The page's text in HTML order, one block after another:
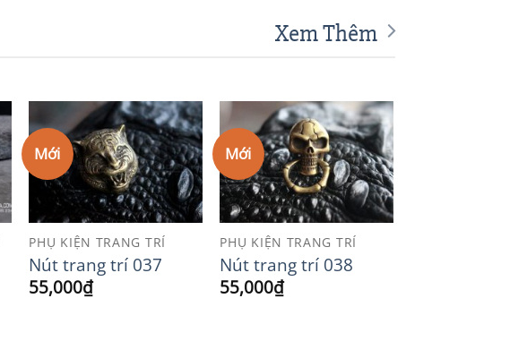
Xem Thêm
Mới
Add to
Wishlist
PHỤ KIỆN TRANG TRÍ
Nút trang trí 037
55,000₫
Mới
Add to
Wishlist
PHỤ KIỆN TRANG TRÍ
Nút trang trí 038
55,000₫